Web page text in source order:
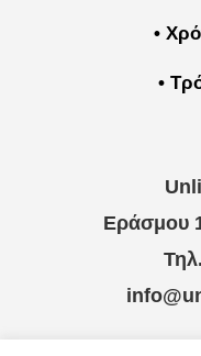
•
•
Εράσμου